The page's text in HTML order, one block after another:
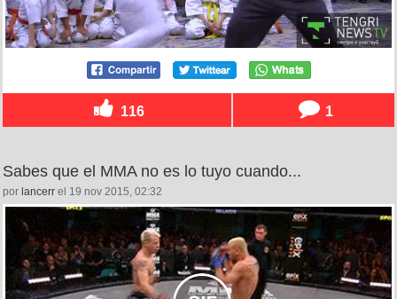
116 1
Sabes que el MMA no es lo tuyo cuando...
por lancerr el 19 nov 2015, 02:32